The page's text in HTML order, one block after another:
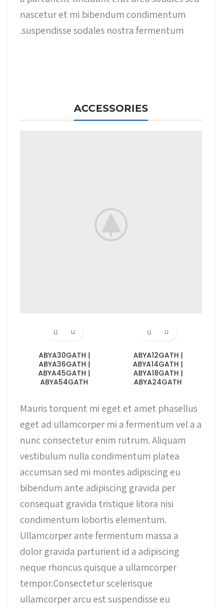
nascetur et mi bibendum condimentum
suspendisse sodales nostra fermentum.
ACCESSORIES
ABYA12GATH |
ABYA14GATH |
ABYA18GATH |
ABYA24GATH
ABYA30GATH |
ABYA36GATH |
ABYA45GATH |
ABYA54GATH
Mauris torquent mi eget et amet phasellus
eget ad ullamcorper mi a fermentum vel a a
nunc consectetur enim rutrum. Aliquam
vestibulum nulla condimentum platea
accumsan sed mi montes adipiscing eu
bibendum ante adipiscing gravida per
consequat gravida tristique litora nisi
condimentum lobortis elementum.
Ullamcorper ante fermentum massa a
dolor gravida parturient id a adipiscing
neque rhoncus quisque a ullamcorper
tempor.Consectetur scelerisque
ullamcorper arcu est suspendisse eu